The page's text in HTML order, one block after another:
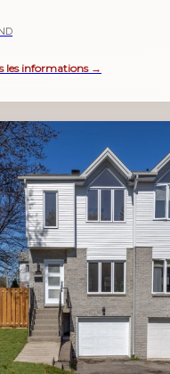
les informations →